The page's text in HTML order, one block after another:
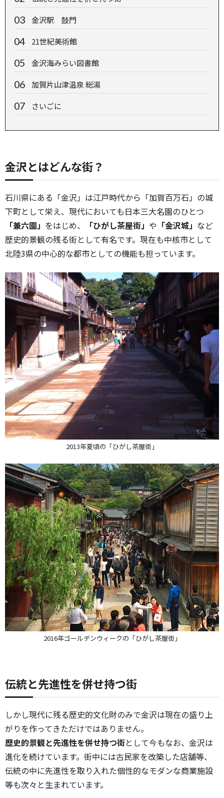
金沢駅 鼓門
21世紀美術館
金沢海みらい図書館
加賀片山津温泉 総湯
さいごに
金沢とはどんな街？
石川県にある「金沢」は江戸時代から「加賀百万石」の城
下町として栄え、現代においても日本三大名園のひとつ
「兼六園」 をはじめ、 「ひがし茶屋街」 や 「金沢城」 など
歴史的景観の残る街として有名です。現在も中核市として
北陸3県の中心的な都市としての機能も担っています。
2013年夏頃の「ひがし茶屋街」
2016年ゴールデンウィークの「ひがし茶屋街」
伝統と先進性を併せ持つ街
しかし現代に残る歴史的文化財のみで金沢は現在の盛り上
がりを作ってきただけではありません。
歴史的景観と先進性を併せ持つ街として今もなお、金沢は
進化を続けています。街中には古民家を改築した店舗等、
伝統の中に先進性を取り入れた個性的なモダンな商業施設
等も次々と生まれています。